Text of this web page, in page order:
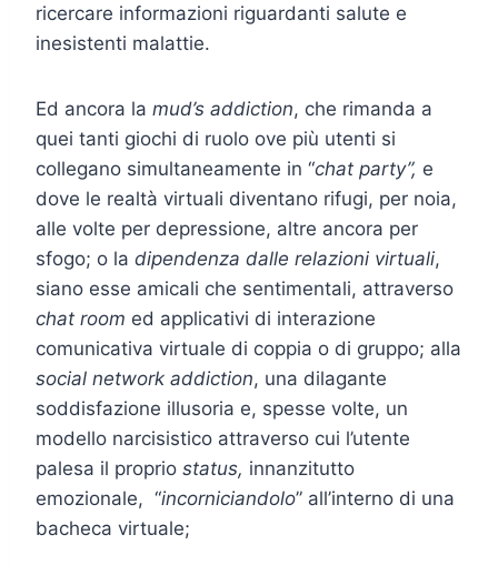
ricercare informazioni riguardanti salute e
inesistenti malattie.
Ed ancora la mud’s addiction, che rimanda a
quei tanti giochi di ruolo ove più utenti si
collegano simultaneamente in “chat party”, e
dove le realtà virtuali diventano rifugi, per noia,
alle volte per depressione, altre ancora per
sfogo; o la dipendenza dalle relazioni virtuali,
siano esse amicali che sentimentali, attraverso
chat room ed applicativi di interazione
comunicativa virtuale di coppia o di gruppo; alla
social network addiction, una dilagante
soddisfazione illusoria e, spesse volte, un
modello narcisistico attraverso cui l’utente
palesa il proprio status, innanzitutto
emozionale, “incorniciandolo” all’interno di una
bacheca virtuale;